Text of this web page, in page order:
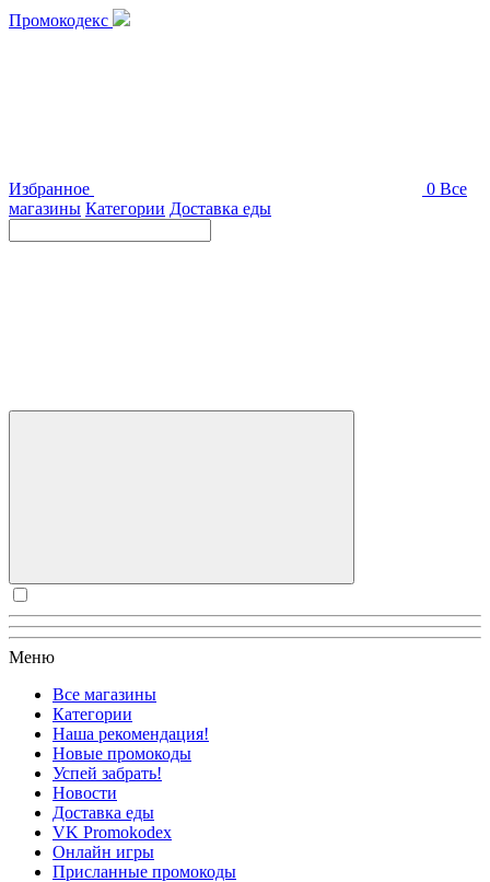
Промокодекс
Избранное 0 Все
магазины Категории Доставка еды
Меню
Все магазины
Категории
Наша рекомендация!
Новые промокоды
Успей забрать!
Новости
Доставка еды
VK Promokodex
Онлайн игры
Присланные промокоды